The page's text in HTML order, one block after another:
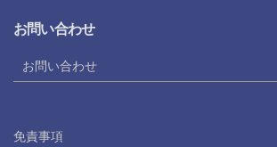
お問い合わせ
お問い合わせ
免責事項